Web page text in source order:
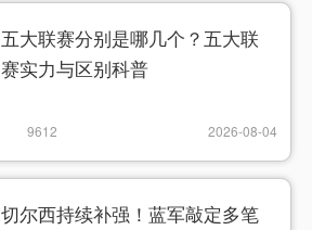
五大联赛分别是哪几个？五大联
赛实力与区别科普
9612 2026-08-04
切尔西持续补强！蓝军敲定多笔